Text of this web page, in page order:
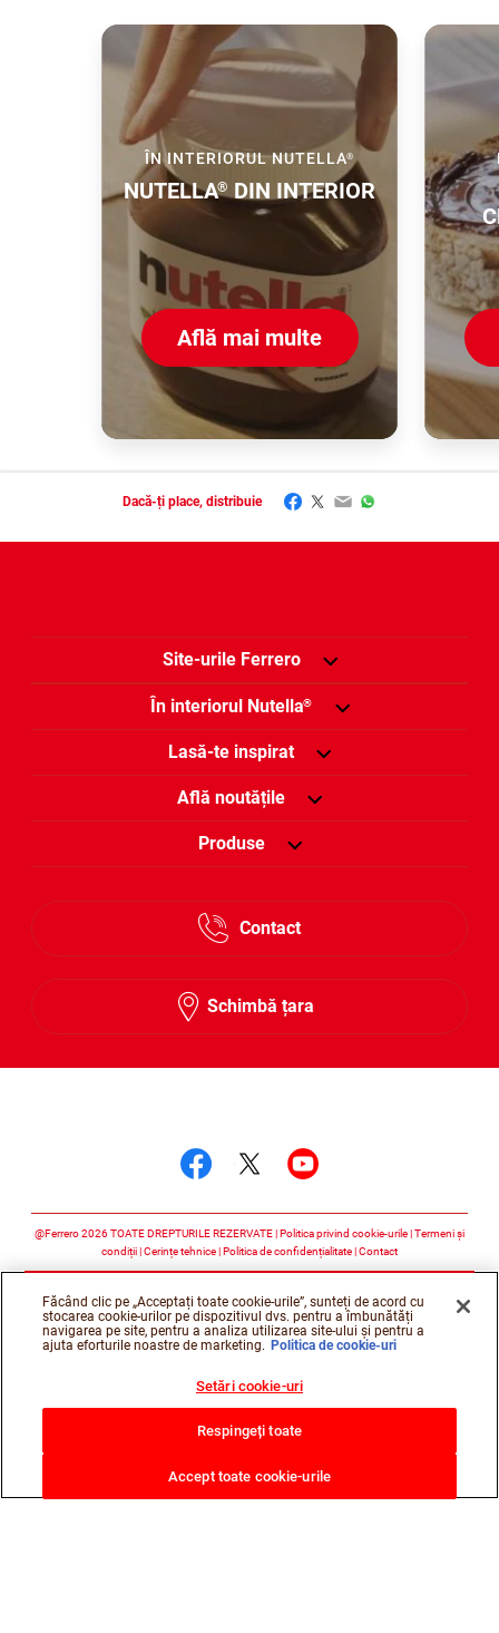
ÎN INTERIORUL NUTELLA®
NUTELLA®DIN INTERIOR
Află mai multe
Dacă-ți place, distribuie Facebook
Twitter
EmailWhatsApp
Site-urile Ferrero
În interiorul Nutella®
Lasă-te inspirat
Află noutățile
Produse
Contact
Schimbă țara
@Ferrero 2026 TOATE DREPTURILE REZERVATE Politica privind cookie-urile Termeni și
condiții Cerințe tehnice Politica de confidențialitate Contact
Făcând clic pe „Acceptați toate cookie-urile”, sunteți de acord cu
stocarea cookie-urilor pe dispozitivul dvs. pentru a îmbunătăți
navigarea pe site, pentru a analiza utilizarea site-ului și pentru a
ajuta eforturile noastre de marketing. Politica de cookie-uri
Setări cookie-uri
Respingeți toate
Accept toate cookie-urile